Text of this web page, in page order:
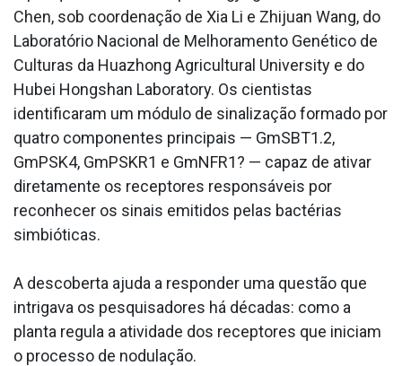
Chen, sob coordenação de Xia Li e Zhijuan Wang, do
Laboratório Nacional de Melhoramento Genético de
Culturas da Huazhong Agricultural University e do
Hubei Hongshan Laboratory. Os cientistas
identificaram um módulo de sinalização formado por
quatro componentes principais — GmSBT1.2,
GmPSK4, GmPSKR1 e GmNFR1? — capaz de ativar
diretamente os receptores responsáveis por
reconhecer os sinais emitidos pelas bactérias
simbióticas.
A descoberta ajuda a responder uma questão que
intrigava os pesquisadores há décadas: como a
planta regula a atividade dos receptores que iniciam
o processo de nodulação.